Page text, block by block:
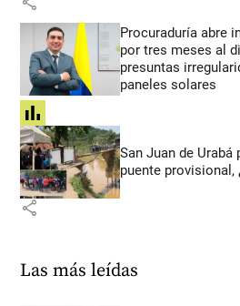
Procuraduría abre
por tres meses al
presuntas
paneles solares
share
San Juan de
puente
share
Las más leídas